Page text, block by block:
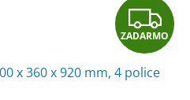
Z
A
ZADARMO
x 360 x 920 mm, 4 police